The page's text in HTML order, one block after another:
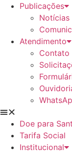
Publicações
Notícias
Atendimento
Contato
Doe para
Tarifa Social
Institucional